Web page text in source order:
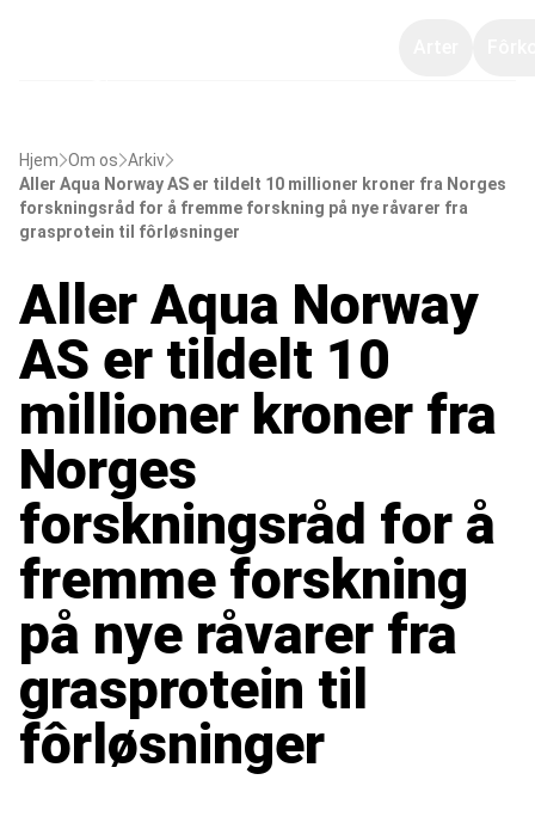
Hjem Om os Arkiv
Aller Aqua Norway AS er tildelt 10 millioner kroner fra Norges
forskningsråd for å fremme forskning på nye råvarer fra
grasprotein til fôrløsninger
Aller Aqua Norway
AS er tildelt 10
millioner kroner fra
Norges
forskningsråd for å
fremme forskning
på nye råvarer fra
grasprotein til
fôrløsninger